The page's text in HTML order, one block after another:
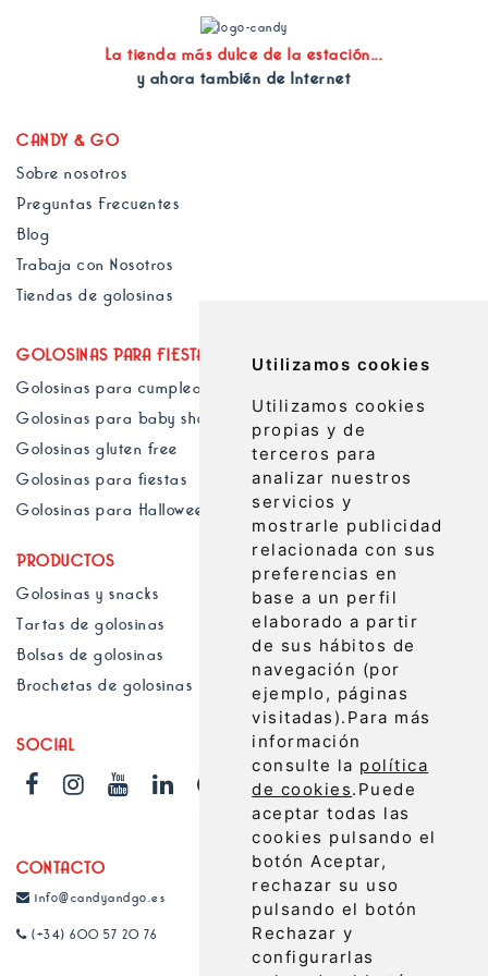
Utilizamos cookies
Utilizamos cookies
propias y de
terceros para
analizar nuestros
servicios y
mostrarle publicidad
relacionada con sus
preferencias en
base a un perfil
elaborado a partir
de sus hábitos de
navegación (por
ejemplo, páginas
visitadas). Para más
información
consulte la política
de cookies. Puede
aceptar todas las
cookies pulsando el
botón Aceptar,
rechazar su uso
pulsando el botón
Rechazar y
configurarlas
La tienda más dulce de la estación...
y ahora también de Internet
CANDY & GO
Sobre nosotros
Preguntas Frecuentes
Blog
Trabaja con Nosotros
Tiendas de golosinas
GOLOSINAS PARA FIESTAS Y EVENTOS
Golosinas para cumpleaños
Golosinas para baby shower
Golosinas gluten free
Golosinas para fiestas
Golosinas para Halloween
PRODUCTOS
Golosinas y snacks
Tartas de golosinas
Bolsas de golosinas
Brochetas de golosinas
SOCIAL
CONTACTO
info@candyandgo.es
(+34) 600 57 20 76